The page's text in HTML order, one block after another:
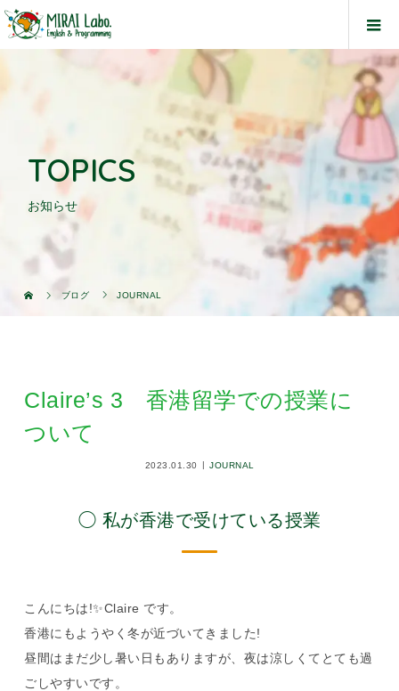
TOPICS
お知らせ
ブログ JOURNAL
Claire’s 3 香港留学での授業に
ついて
2023.01.30 JOURNAL
◯ 私が香港で受けている授業
こんにちは!✨Claire です。
香港にもようやく冬が近づいてきました!
昼間はまだ少し暑い日もありますが、夜は涼しくてとても過
ごしやすいです。